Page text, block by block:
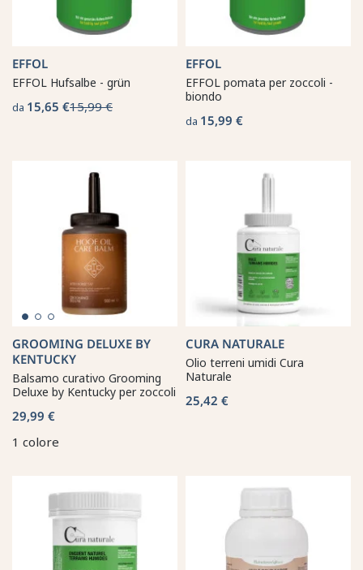
EFFOL
EFFOL Hufsalbe - grün
da 15,65 €15,99 €
EFFOL
EFFOL pomata per zoccoli -
biondo
da 15,99 €
GROOMING DELUXE BY
KENTUCKY
Balsamo curativo Grooming
Deluxe by Kentucky per zoccoli
29,99 €
1 colore
CURA NATURALE
Olio terreni umidi Cura
Naturale
25,42 €